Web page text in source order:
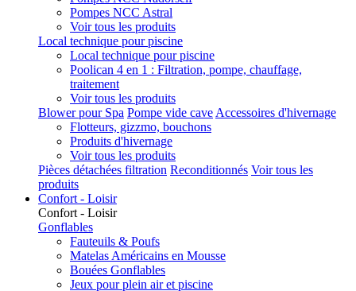
Pompes NCC Astral
Voir tous les produits
Local technique pour piscine
Local technique pour piscine
Poolican 4 en 1 : Filtration, pompe, chauffage,
traitement
Voir tous les produits
Blower pour Spa Pompe vide cave Accessoires d'hivernage
Flotteurs, gizzmo, bouchons
Produits d'hivernage
Voir tous les produits
Pièces détachées filtration Reconditionnés Voir tous les
produits
Confort - Loisir
Confort - Loisir
Gonflables
Fauteuils & Poufs
Matelas Américains en Mousse
Bouées Gonflables
Jeux pour plein air et piscine